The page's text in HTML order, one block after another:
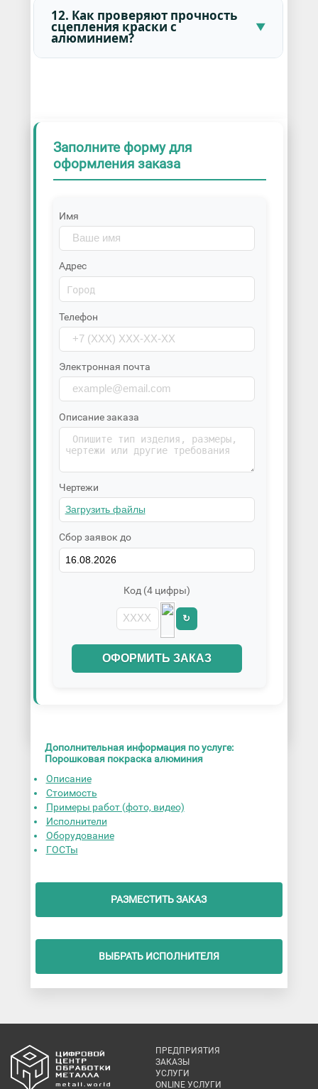
12. Как проверяют прочность
сцепления краски с
алюминием?
Заполните форму для
оформления заказа
Имя
Адрес
Телефон
Электронная почта
Описание заказа
Чертежи
Сбор заявок до
Код (4 цифры)
↻
ОФОРМИТЬ ЗАКАЗ
Дополнительная информация по услуге:
Порошковая покраска алюминия
Описание
Стоимость
Примеры работ (фото, видео)
Исполнители
Оборудование
ГОСТы
РАЗМЕСТИТЬ ЗАКАЗ
ВЫБРАТЬ ИСПОЛНИТЕЛЯ
ПРЕДПРИЯТИЯ
ЗАКАЗЫ
УСЛУГИ
ONLINE УСЛУГИ